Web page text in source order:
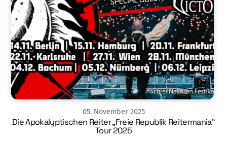
05. November 2025
Die Apokalyptischen Reiter „Freie Republik Reitermania“
Tour 2025